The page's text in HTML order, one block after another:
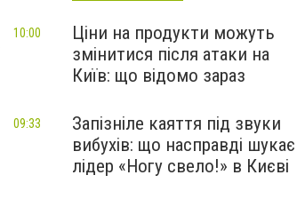
Ціни на продукти можуть
змінитися після атаки на
Київ: що відомо зараз
10:00
Запізніле каяття під звуки
вибухів: що насправді шукає
лідер «Ногу свело!» в Києві
09:33